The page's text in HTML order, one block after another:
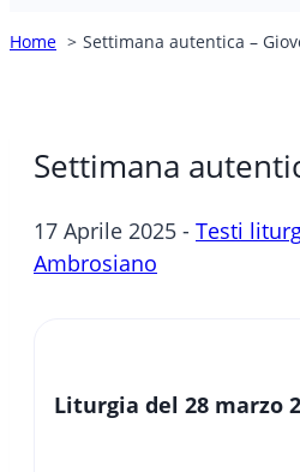
Home Settimana autentica –
Settimana
17 Aprile 2025 - Testi
Ambrosiano
Liturgia del 28 marzo